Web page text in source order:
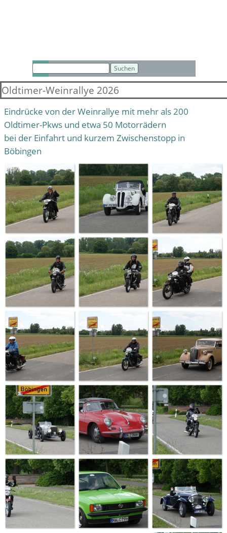
Menü überspringen
Suchen
Oldtimer-Weinrallye 2026
Eindrücke von der Weinrallye mit mehr als 200
Oldtimer-Pkws und etwa 50 Motorrädern
bei der Einfahrt und kurzem Zwischenstopp in
Böbingen